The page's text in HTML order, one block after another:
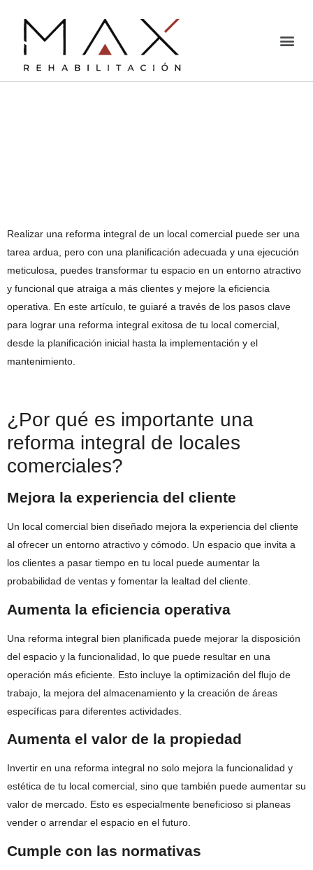
Realizar una reforma integral de un local comercial puede ser una
tarea ardua, pero con una planificación adecuada y una ejecución
meticulosa, puedes transformar tu espacio en un entorno atractivo
y funcional que atraiga a más clientes y mejore la eficiencia
operativa. En este artículo, te guiaré a través de los pasos clave
para lograr una reforma integral exitosa de tu local comercial,
desde la planificación inicial hasta la implementación y el
mantenimiento.
¿Por qué es importante una
reforma integral de locales
comerciales?
Mejora la experiencia del cliente
Un local comercial bien diseñado mejora la experiencia del cliente
al ofrecer un entorno atractivo y cómodo. Un espacio que invita a
los clientes a pasar tiempo en tu local puede aumentar la
probabilidad de ventas y fomentar la lealtad del cliente.
Aumenta la eficiencia operativa
Una reforma integral bien planificada puede mejorar la disposición
del espacio y la funcionalidad, lo que puede resultar en una
operación más eficiente. Esto incluye la optimización del flujo de
trabajo, la mejora del almacenamiento y la creación de áreas
específicas para diferentes actividades.
Aumenta el valor de la propiedad
Invertir en una reforma integral no solo mejora la funcionalidad y
estética de tu local comercial, sino que también puede aumentar su
valor de mercado. Esto es especialmente beneficioso si planeas
vender o arrendar el espacio en el futuro.
Cumple con las normativas